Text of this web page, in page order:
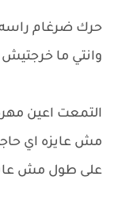
حرك ضرغام راسه
وانتي ما
التمعت اعين
مش عايزه اي
على طول مش